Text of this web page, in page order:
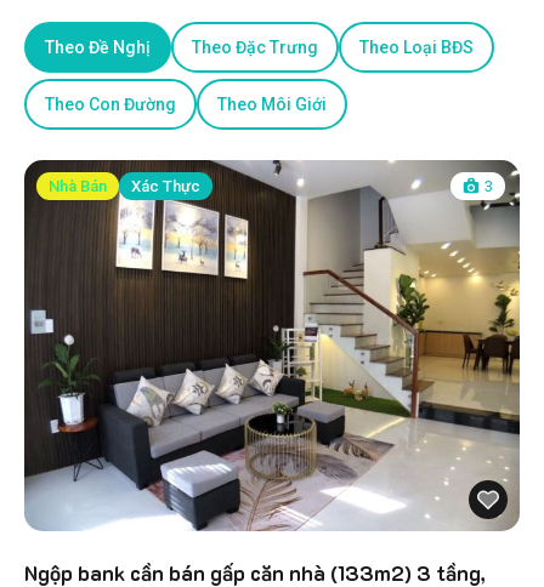
Theo Đề Nghị Theo Đặc Trưng Theo Loại BĐS
Theo Con Đường Theo Môi Giới
Nhà Bán Xác Thực 3
Ngộp bank cần bán gấp căn nhà (133m2) 3 tầng,